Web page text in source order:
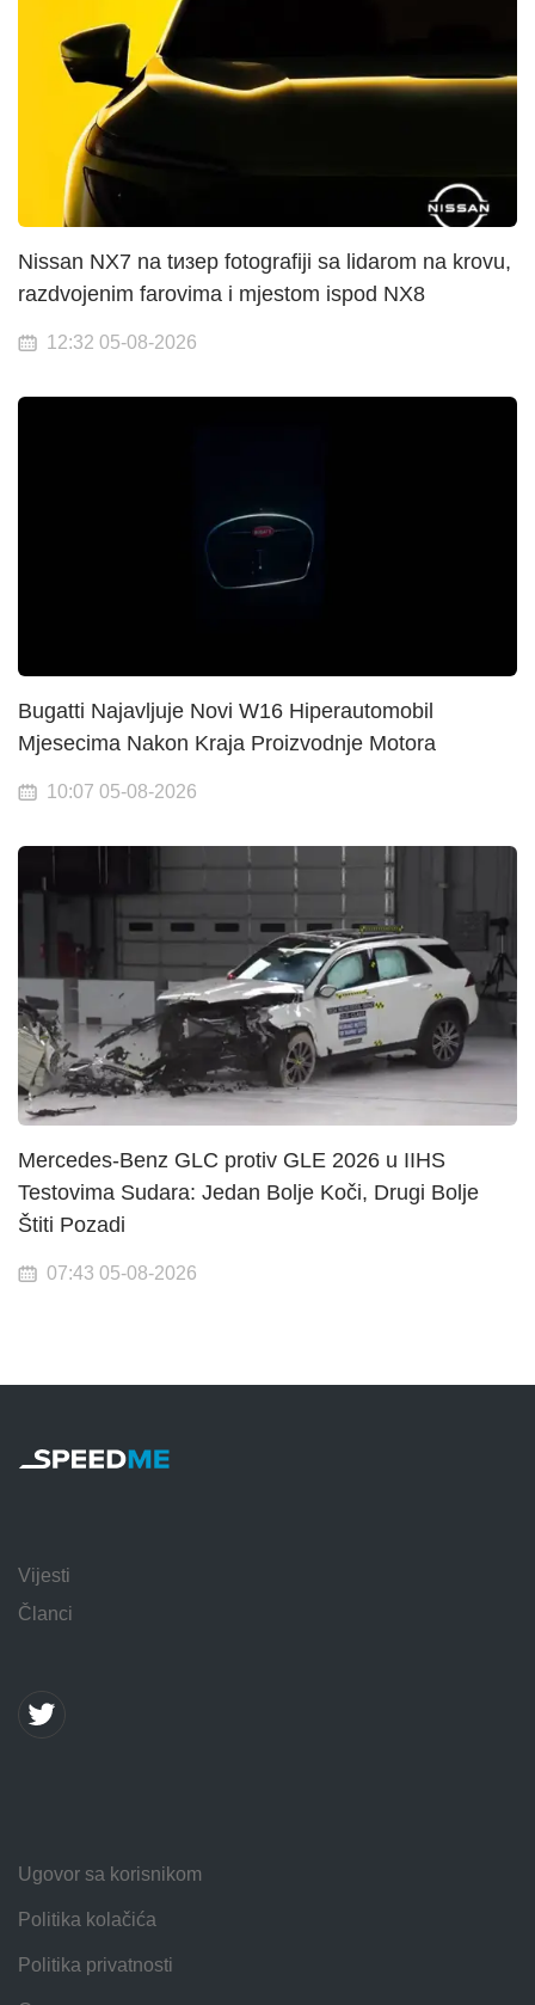
Nissan NX7 na tизер fotografiji sa lidarom na krovu,
razdvojenim farovima i mjestom ispod NX8
12:32 05-08-2026
Bugatti Najavljuje Novi W16 Hiperautomobil
Mjesecima Nakon Kraja Proizvodnje Motora
10:07 05-08-2026
Mercedes-Benz GLC protiv GLE 2026 u IIHS
Testovima Sudara: Jedan Bolje Koči, Drugi Bolje
Štiti Pozadi
07:43 05-08-2026
Vijesti
Članci
Ugovor sa korisnikom
Politika kolačića
Politika privatnosti